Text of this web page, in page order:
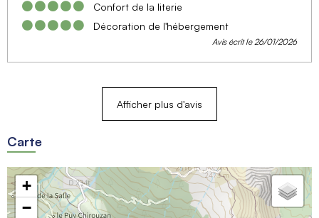
Confort de la literie
Décoration de l'hébergement
Avis écrit le 26/01/2026
Afficher plus d'avis
Carte
+
−